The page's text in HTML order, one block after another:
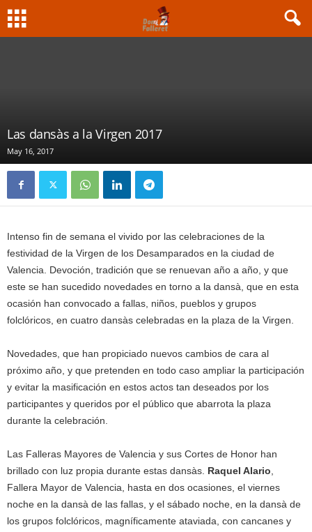
Las dansàs a la Virgen 2017
May 16, 2017
Intenso fin de semana el vivido por las celebraciones de la
festividad de la Virgen de los Desamparados en la ciudad de
Valencia. Devoción, tradición que se renuevan año a año, y que
este se han sucedido novedades en torno a la dansà, que en esta
ocasión han convocado a fallas, niños, pueblos y grupos
folclóricos, en cuatro dansàs celebradas en la plaza de la Virgen.
Novedades, que han propiciado nuevos cambios de cara al
próximo año, y que pretenden en todo caso ampliar la participación
y evitar la masificación en estos actos tan deseados por los
participantes y queridos por el público que abarrota la plaza
durante la celebración.
Las Falleras Mayores de Valencia y sus Cortes de Honor han
brillado con luz propia durante estas dansàs. Raquel Alario
Fallera Mayor de Valencia, hasta en dos ocasiones, el viernes
noche en la dansà de las fallas, y el sábado noche, en la dansà de
los grupos folclóricos, magníficamente ataviada, con cancanes y